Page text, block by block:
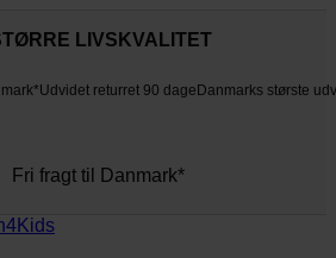
LIVSKVALITET
Udvidet returret 90 dage Danmarks største
Fri fragt til Danmark*